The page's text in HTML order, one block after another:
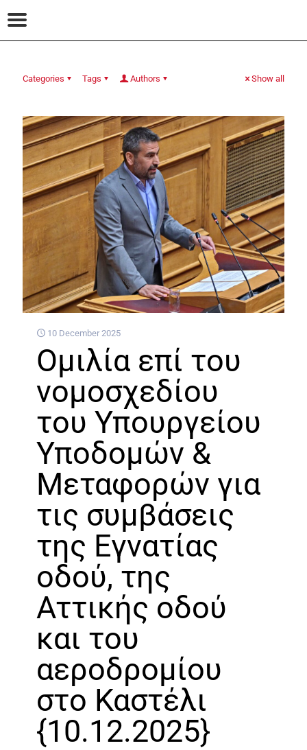
Categories Tags Authors Show all
10 December 2025
Ομιλία επί του
νομοσχεδίου
του Υπουργείου
Υποδομών &
Μεταφορών για
τις συμβάσεις
της Εγνατίας
οδού, της
Αττικής οδού
και του
αεροδρομίου
στο Καστέλι
{10.12.2025}